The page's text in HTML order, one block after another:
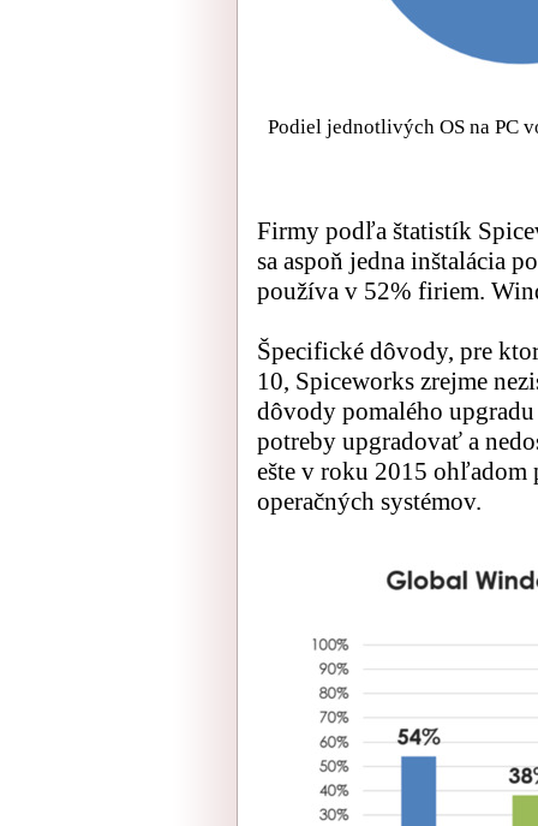
Podiel jednotlivých OS na PC
Firmy podľa štatistík
sa aspoň jedna inštalácia
používa v 52% firiem.
Špecifické dôvody, pre
10, Spiceworks zrejme
dôvody pomalého
potreby upgradovať a
ešte v roku 2015 ohľadom
operačných systémov.